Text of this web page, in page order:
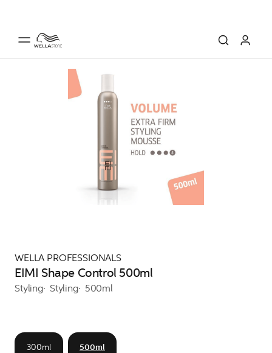
WELLA PROFESSIONALS
EIMI Shape Control 500ml
Styling Styling 500ml
300ml 500ml